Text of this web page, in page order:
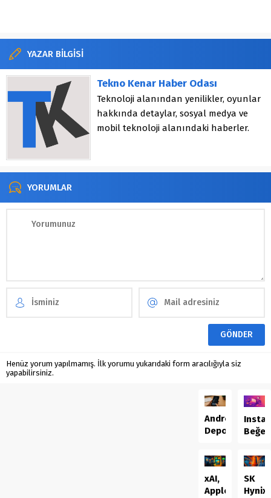
YAZAR BİLGİSİ
Tekno Kenar Haber Odası
Teknoloji alanından yenilikler, oyunlar
hakkında detaylar, sosyal medya ve
mobil teknoloji alanındaki haberler.
YORUMLAR
Henüz yorum yapılmamış. İlk yorumu yukarıdaki form aracılığıyla siz
yapabilirsiniz.
Android’de
Depolama
Açmanın
12
Güvenli
Yolu
İçerik
xAI,
Apple
SK
Hynix